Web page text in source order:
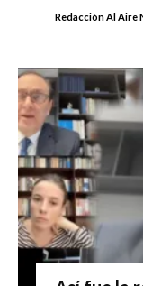
Redacción Al Aire